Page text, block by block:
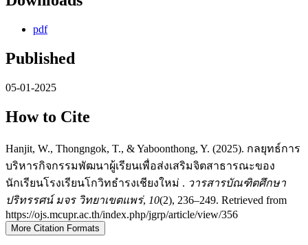
pdf
Published
05-01-2025
How to Cite
Hanjit, W., Thongngok, T., & Yaboonthong, Y. (2025). กลยุทธ์การ
บริหารกิจกรรมพัฒนาผู้เรียนเพื่อส่งเสริมจิตสาธารณะของ
นักเรียนโรงเรียนโกวิทธำรงเชียงใหม่ . วารสารบัณฑิตศึกษา
ปริทรรศน์ มจร วิทยาเขตแพร่, 10(2), 236–249. Retrieved from
https://ojs.mcupr.ac.th/index.php/jgrp/article/view/356
More Citation Formats